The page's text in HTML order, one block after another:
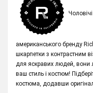
американського бренду
шкарпетки з контрастним
для яскравих людей, вони
ваш стиль і костюм!
костюма, додавши